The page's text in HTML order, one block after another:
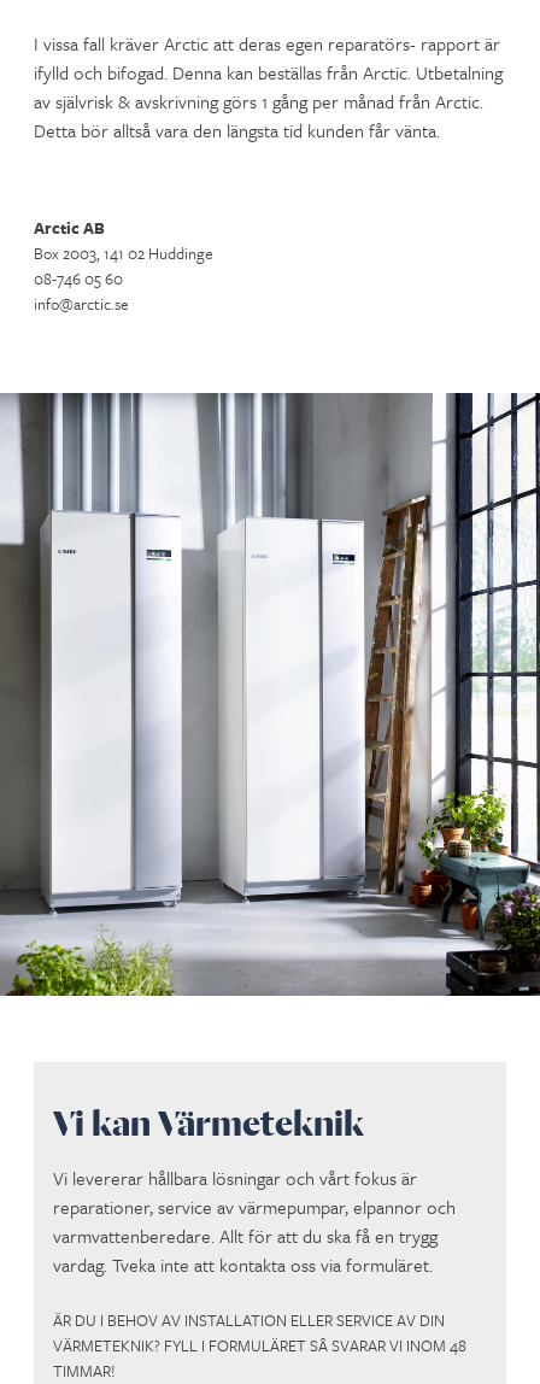
I vissa fall kräver Arctic att deras egen reparatörs- rapport är
ifylld och bifogad. Denna kan beställas från Arctic. Utbetalning
av självrisk & avskrivning görs 1 gång per månad från Arctic.
Detta bör alltså vara den längsta tid kunden får vänta.
Arctic AB
Box 2003, 141 02 Huddinge
08-746 05 60
info@arctic.se
Vi kan Värmeteknik
Vi levererar hållbara lösningar och vårt fokus är
reparationer, service av värmepumpar, elpannor och
varmvattenberedare. Allt för att du ska få en trygg
vardag. Tveka inte att kontakta oss via formuläret.
ÄR DU I BEHOV AV INSTALLATION ELLER SERVICE AV DIN
VÄRMETEKNIK? FYLL I FORMULÄRET SÅ SVARAR VI INOM 48
TIMMAR!